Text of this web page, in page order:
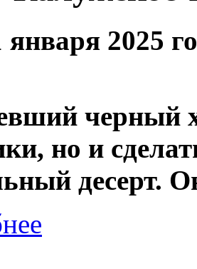
2025
черный
но и
десерт.